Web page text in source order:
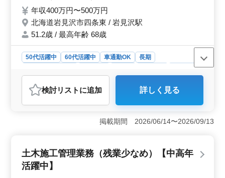
等 ＊現場は岩見沢市内及び空知郡圏内 ＊冬
期間は除排雪業務もございます ♢残業少な
め
年収400万円〜500万円
北海道岩見沢市四条東 / 岩見沢駅
51.2歳 / 最高年齢 68歳
50代活躍中 60代活躍中 車通勤OK
長期
施工管理
おすすめポイント
＜安定した雇用＞ 岩見沢市での土木施工管理職は、正
社員から契約社員まで幅広い雇用形態で募集していま
ます。 ＜キャリアの活用＞ 土木施工管理経験が3年
て活躍できます。 ＜働きやすい環境＞ 残業は月平
均10時間程度と少なめで、週5〜6日の勤務です。車通勤
可で、岩見沢市内及び空知郡圏内の現場での作業があり
検討リスト に追加 詳しく見る
掲載期間 2026/06/14〜2026/09/13
土木施工管理業務（残業少なめ）【中高年
活躍中】